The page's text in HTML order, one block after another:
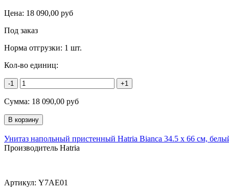
Цена: 18 090,00 руб
Под заказ
Норма отгрузки: 1 шт.
Кол-во единиц:
-1 +1
Сумма: 18 090,00 руб
Унитаз напольный пристенный Hatria Bianca 34.5 x 66 см,
Производитель Hatria
Артикул: Y7AE01